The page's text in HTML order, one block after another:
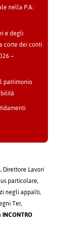
nella P.A.:
e degli
corte dei conti
–
patrimonio
Direttore Lavori
particolare,
negli appalti,
Ter,
INCONTRO